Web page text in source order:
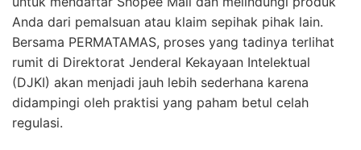
Anda dari pemalsuan atau klaim sepihak pihak lain.
Bersama PERMATAMAS, proses yang tadinya terlihat
rumit di Direktorat Jenderal Kekayaan Intelektual
(DJKI) akan menjadi jauh lebih sederhana karena
didampingi oleh praktisi yang paham betul celah
regulasi.